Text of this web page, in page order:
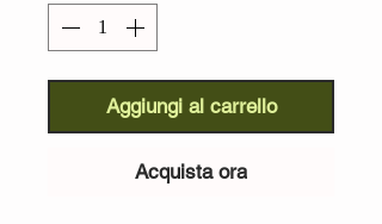
Aggiungi al carrello
Acquista ora